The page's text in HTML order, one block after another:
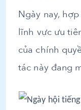
Ngày nay,
lĩnh vực ưu
của chính
tác này đang